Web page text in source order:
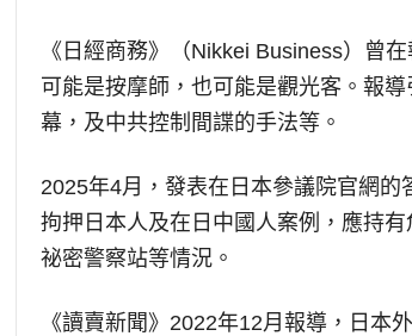
《日經商務》（Nikkei Business）曾
可能是按摩師，也可能是觀光客。報
幕，及中共控制間諜的手法等。
2025年4月，發表在日本參議院官網的
拘押日本人及在日中國人案例，應持
祕密警察站等情況。
《讀賣新聞》2022年12月報導，日本